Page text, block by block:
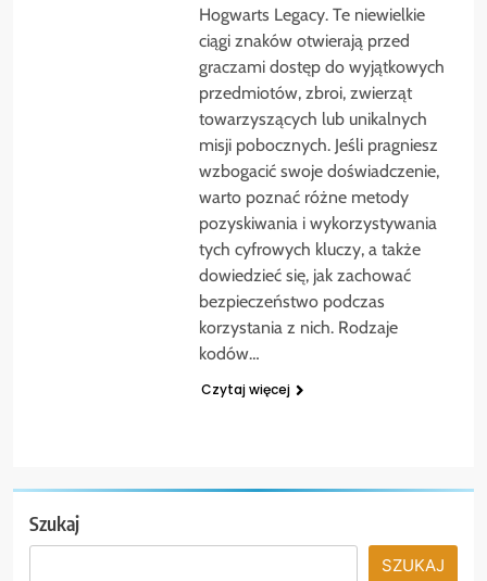
Hogwarts Legacy. Te niewielkie
ciągi znaków otwierają przed
graczami dostęp do wyjątkowych
przedmiotów, zbroi, zwierząt
towarzyszących lub unikalnych
misji pobocznych. Jeśli pragniesz
wzbogacić swoje doświadczenie,
warto poznać różne metody
pozyskiwania i wykorzystywania
tych cyfrowych kluczy, a także
dowiedzieć się, jak zachować
bezpieczeństwo podczas
korzystania z nich. Rodzaje
kodów…
Czytaj więcej
Szukaj
SZUKAJ